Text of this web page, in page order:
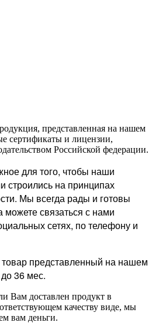
представленная на нашем
сертификаты и лицензии,
Российской федерации.
для того, чтобы наши
строились на принципах
Мы всегда рады и готовы
связаться с нами
сетях, по телефону и
представленный на нашем
36 мес.
Вам доставлен продукт в
качеству виде, мы
вам деньги.